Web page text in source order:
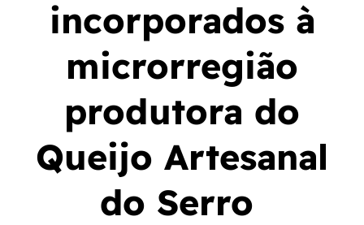
incorporados à
microrregião
produtora do
Queijo Artesanal
do Serro